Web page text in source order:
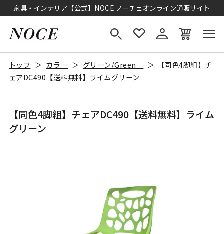
家具・インテリア【公式】NOCE ノーチェオンライン通販サイト
トップ カラー グリーン/Green
【同色4脚組】チ
ェアDC490【送料無料】ライムグリーン
【同色4脚組】チェアDC490【送料無料】ライム
グリーン